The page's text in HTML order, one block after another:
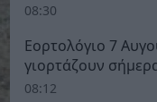
08:30
Εορτολόγιο 7
γιορτάζουν
08:12